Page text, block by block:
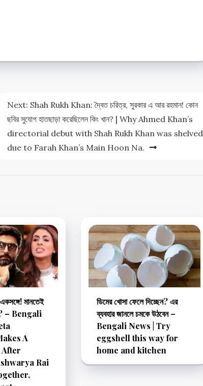
Next: Shah Rukh Khan: দ্বৈত চরিত্র, সুরকার এ আর রহমান! কোন
ছবির সুযোগ হাতছাড়া করেছিলেন কিং খান? | Why Ahmed Khan’s
directorial debut with Shah Rukh Khan was shelved
due to Farah Khan’s Main Hoon Na.
মানতেই
– Bengali
A
After
Rai
ডিমের খোসা ফেলে দিচ্ছেন? এর
ব্যবহার জানলে চমকে উঠবেন –
Bengali News | Try
eggshell this way for
home and kitchen